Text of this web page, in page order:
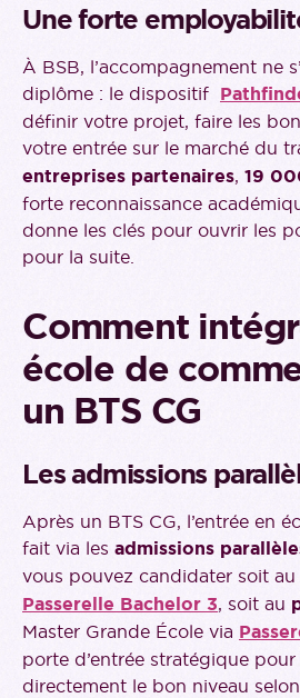
Une forte
À BSB, l’accompagnement ne
diplôme : le dispositif
définir votre projet, faire les
votre entrée sur le marché du
entreprises partenaires, 19
forte reconnaissance
donne les clés pour ouvrir les
pour la suite.
Comment
école de
un BTS CG
Les admissions
Après un BTS CG, l’entrée en
fait via les admissions
vous pouvez candidater soit au
Passerelle Bachelor 3, soit au
Master Grande École via
porte d’entrée stratégique
directement le bon niveau